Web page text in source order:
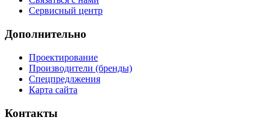
Сервисный центр
Дополнительно
Проектирование
Производители (бренды)
Спецпредлжения
Карта сайта
Контакты